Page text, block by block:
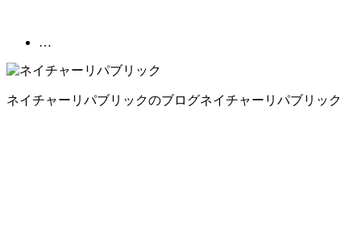
…
ネイチャーリパブリックのブログネイチャーリパブリック